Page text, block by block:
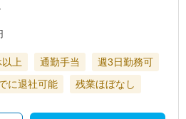
上 通勤手当
週3日勤務可
に退社可能 残業ほぼなし